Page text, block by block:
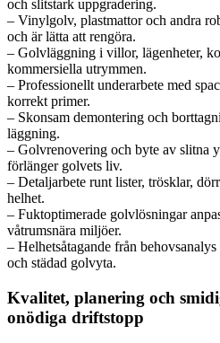
och slitstark uppgradering.
– Vinylgolv, plastmattor och andra
och är lätta att rengöra.
– Golvläggning i villor, lägenheter,
kommersiella utrymmen.
– Professionellt underarbete med
korrekt primer.
– Skonsam demontering och
läggning.
– Golvrenovering och byte av slitna
förlänger golvets liv.
– Detaljarbete runt lister, trösklar,
helhet.
– Fuktoptimerade golvlösningar
våtrumsnära miljöer.
– Helhetsåtagande från
och städad golvyta.
Kvalitet, planering och
onödiga driftstopp